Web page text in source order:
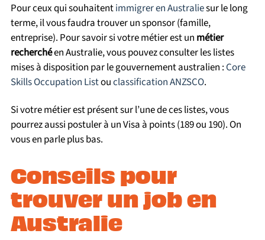
Pour ceux qui souhaitentimmigrer en Australiesur le long
terme, il vous faudra trouver un sponsor (famille,
entreprise). Pour savoir si votre métier est un métier
recherchéen Australie, vous pouvez consulter les listes
mises à disposition par le gouvernement australien : Core
Skills Occupation Listouclassification ANZSCO.
Si votre métier est présent sur l’une de ces listes, vous
pourrez aussi postuler à un Visa à points (189 ou 190). On
vous en parle plus bas.
Conseils pour
trouver un job en
Australie